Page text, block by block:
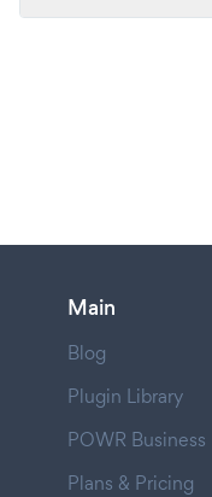
Main
Blog
Plugin Library
POWR Business
Plans & Pricing